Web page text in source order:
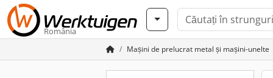
România
Mașini de prelucrat metal și mașini-unelte